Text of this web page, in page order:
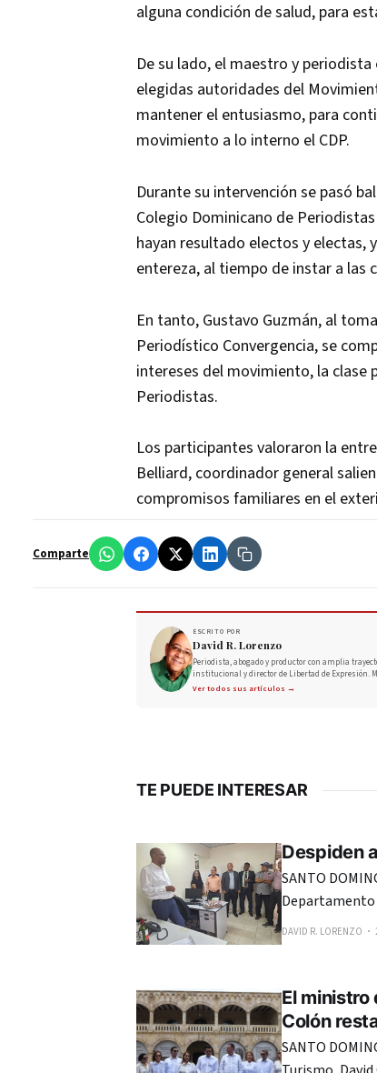
alguna condición de salud, para
De su lado, el maestro y
elegidas autoridades del
mantener el entusiasmo, para
movimiento a lo interno el CDP.
Durante su intervención se pasó
Colegio Dominicano de
hayan resultado electos y electas,
entereza, al tiempo de instar a las
En tanto, Gustavo Guzmán, al
Periodístico Convergencia, se
intereses del movimiento, la clase
Periodistas.
Los participantes valoraron la
Belliard, coordinador general
compromisos familiares en el
Comparte
ESCRITO POR
David R. Lorenzo
Periodista, abogado y productor con amplia
institucional y director de Libertad de
Ver todos sus artículos →
TE PUEDE INTERESAR
Despiden
SANTO
Departamento
Domingo
DAVID R. LORENZO
El ministro
Colón
SANTO